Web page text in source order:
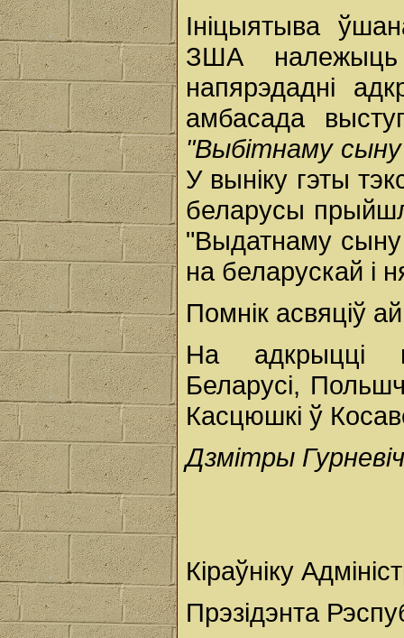
Ініцыятыва
ЗША належыць
напярэдадні
амбасада
"Выбітнаму сыну
У выніку гэты
беларусы
"Выдатнаму сыну
на беларускай і
Помнік асвяціў
На адкрыцці
Беларусі,
Касцюшкі ў
Дзмітры
Кіраўніку
Прэзідэнта